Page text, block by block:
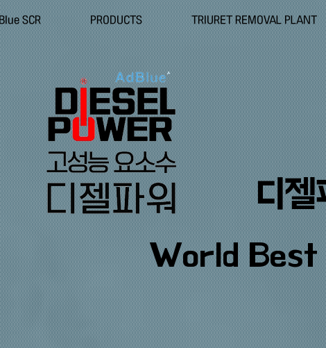
SCR PRODUCTS TRIURET REMOVAL PLANT
디
World Best